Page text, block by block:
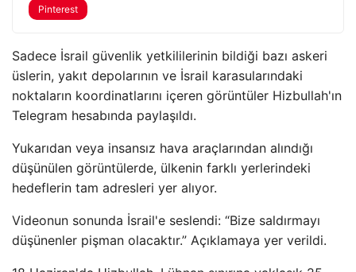
Pinterest
Sadece İsrail güvenlik yetkililerinin bildiği bazı askeri
üslerin, yakıt depolarının ve İsrail karasularındaki
noktaların koordinatlarını içeren görüntüler Hizbullah'ın
Telegram hesabında paylaşıldı.
Yukarıdan veya insansız hava araçlarından alındığı
düşünülen görüntülerde, ülkenin farklı yerlerindeki
hedeflerin tam adresleri yer alıyor.
Videonun sonunda İsrail'e seslendi: “Bize saldırmayı
düşünenler pişman olacaktır.” Açıklamaya yer verildi.